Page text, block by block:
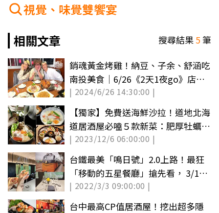
視覺、味覺雙饗宴
相關文章
搜尋結果5筆
銷魂黃金烤雞！納豆、子余、舒涵吃
南投美食｜6/26《2天1夜go》店家
資訊
| 2024/6/26 14:30:00 |
【獨家】免費送海鮮沙拉！道地北海
道居酒屋必嗑５款新菜：肥厚牡蠣、
鱈白子
| 2023/12/6 06:00:00 |
台鐵最美「鳴日號」2.0上路！最狂
「移動的五星餐廳」搶先看， 3/15
夏日行程開搶
| 2022/3/3 09:00:00 |
台中最高CP值居酒屋！挖出超多隱